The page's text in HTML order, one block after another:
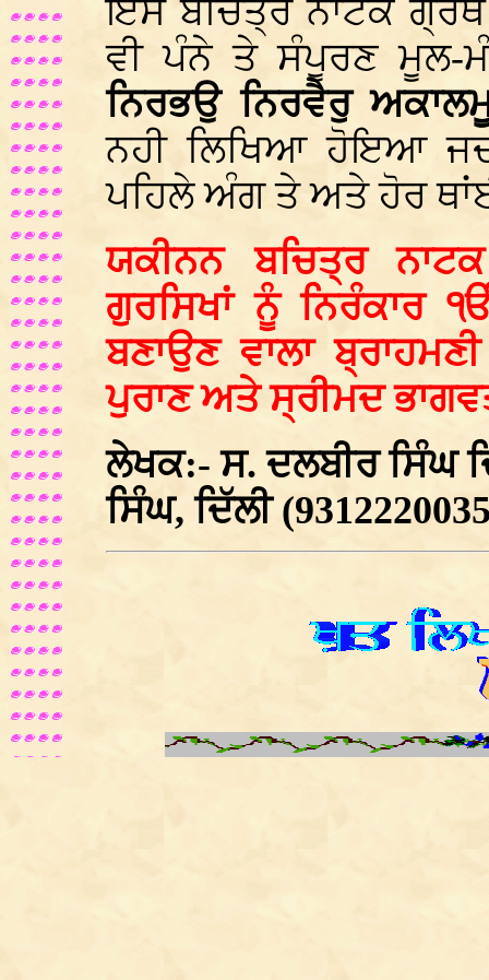
ਇਸ ਬਚਿਤ੍ਰ ਨਾਟਕ
ਵੀ ਪੰਨੇ ਤੇ ਸੰਪੂਰਣ ਮੂਲ-
ਨਿਰਭਉ ਨਿਰਵੈਰੁ
ਨਹੀ ਲਿਖਿਆ ਹੋਇਆ
ਪਹਿਲੇ ਅੰਗ ਤੇ ਅਤੇ ਹੋਰ
ਯਕੀਨਨ ਬਚਿਤ੍ਰ
ਗੁਰਸਿਖਾਂ ਨੂੰ ਨਿਰੰਕਾਰ
ਬਣਾਉਣ ਵਾਲਾ
ਪੁਰਾਣ ਅਤੇ ਸ੍ਰੀਮਦ
ਲੇਖਕ:- ਸ. ਦਲਬੀਰ ਸਿੰਘ
ਸਿੰਘ, ਦਿੱਲੀ